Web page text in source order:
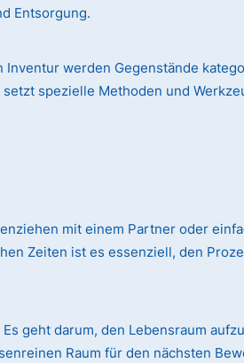
Entsorgung.
werden Gegenstände
spezielle Methoden und
mit einem Partner oder
Zeiten ist es essenziell, den
geht darum, den Lebensraum
Raum für den nächsten